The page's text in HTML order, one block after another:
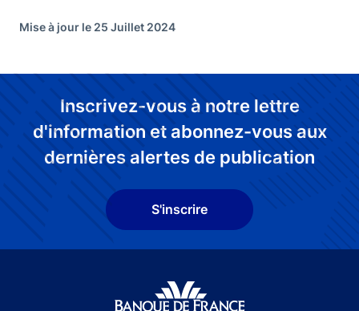
Mise à jour le 25 Juillet 2024
Inscrivez-vous à notre lettre
d'information et abonnez-vous aux
dernières alertes de publication
S'inscrire